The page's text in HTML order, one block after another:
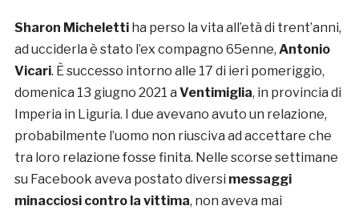
Sharon Michelettiha perso la vita all’età di trent’anni,
ad ucciderla è stato l’ex compagno 65enne, Antonio
Vicari. È successo intorno alle 17 di ieri pomeriggio,
domenica 13 giugno 2021 a Ventimiglia, in provincia di
Imperia in Liguria. I due avevano avuto un relazione,
probabilmente l’uomo non riusciva ad accettare che
tra loro relazione fosse finita. Nelle scorse settimane
su Facebook aveva postato diversi messaggi
minacciosi contro la vittima, non aveva mai